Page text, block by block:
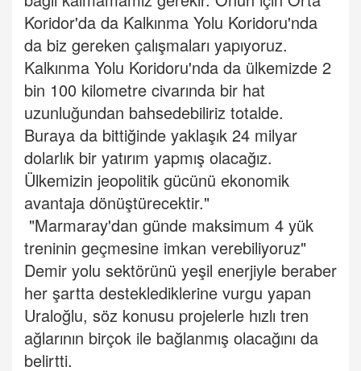
Koridor'da da Kalkınma Yolu Koridoru'nda
da biz gereken çalışmaları yapıyoruz.
Kalkınma Yolu Koridoru'nda da ülkemizde 2
bin 100 kilometre civarında bir hat
uzunluğundan bahsedebiliriz totalde.
Buraya da bittiğinde yaklaşık 24 milyar
dolarlık bir yatırım yapmış olacağız.
Ülkemizin jeopolitik gücünü ekonomik
avantaja dönüştürecektir."
"Marmaray'dan günde maksimum 4 yük
treninin geçmesine imkan verebiliyoruz"
Demir yolu sektörünü yeşil enerjiyle beraber
her şartta desteklediklerine vurgu yapan
Uraloğlu, söz konusu projelerle hızlı tren
ağlarının birçok ile bağlanmış olacağını da
belirtti.